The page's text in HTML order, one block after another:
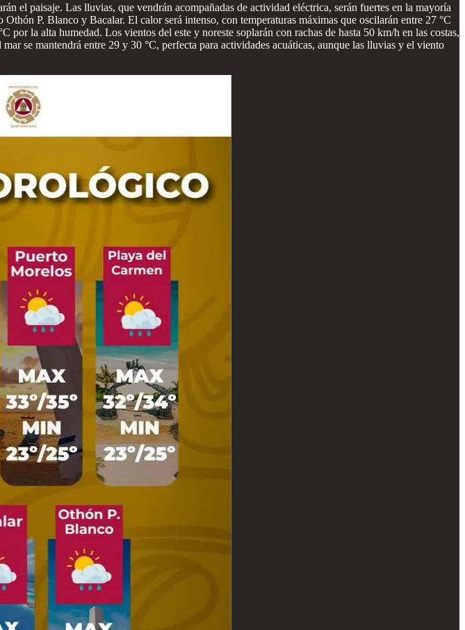
el paisaje. Las lluvias, que vendrán acompañadas de actividad eléctrica, serán fuertes en la mayoría
P. Blanco y Bacalar. El calor será intenso, con temperaturas máximas que oscilarán entre 27 °C
la alta humedad. Los vientos del este y noreste soplarán con rachas de hasta 50 km/h en las costas,
se mantendrá entre 29 y 30 °C, perfecta para actividades acuáticas, aunque las lluvias y el viento